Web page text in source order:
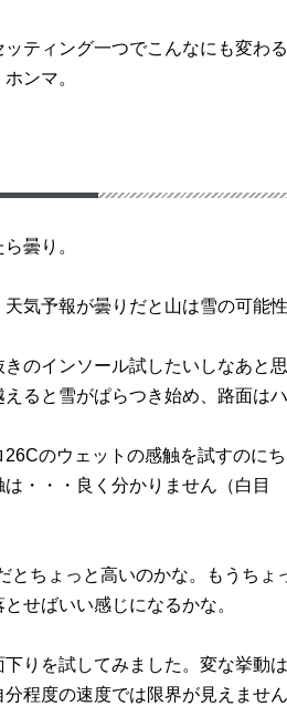
ティング一つでこんなにも変わる
ンマ。
曇り。
気予報が曇りだと山は雪の可能性
のインソール試したいしなあと思
ると雪がぱらつき始め、路面はハ
のウェットの感触を試すのに
・・・良く分かりません（白目
とちょっと高いのかな。もうちょ
せばいい感じになるかな。
りを試してみました。変な挙動
分程度の速度では限界が見えませ